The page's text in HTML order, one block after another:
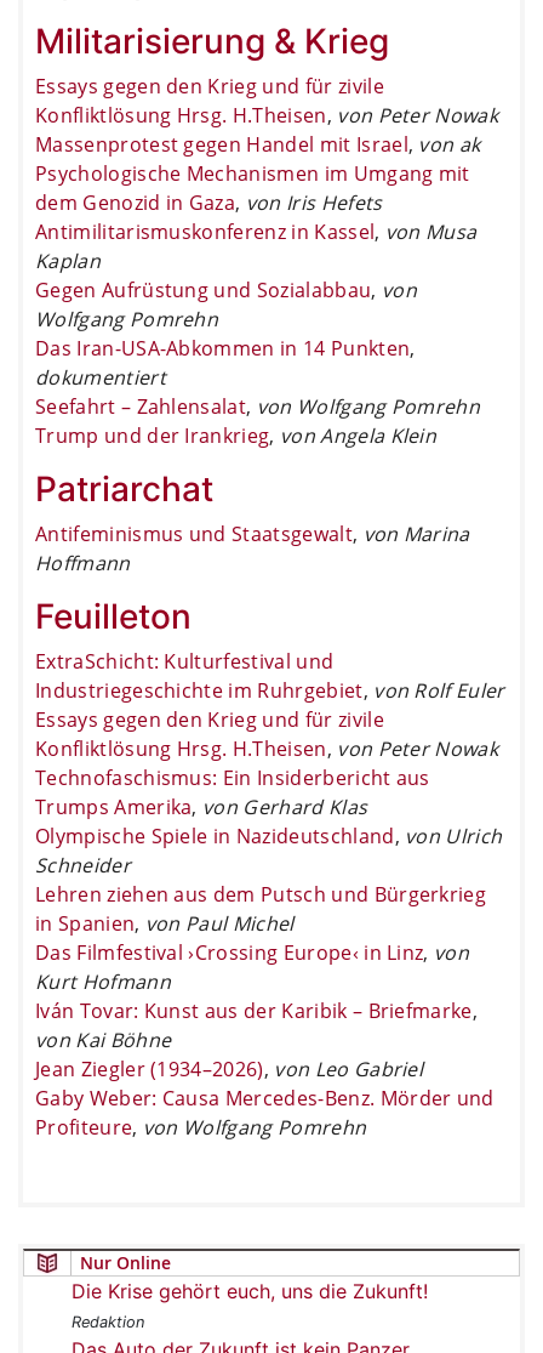
Militarisierung & Krieg
Essays gegen den Krieg und für zivile
Konfliktlösung Hrsg. H.Theisen, von Peter Nowak
Massenprotest gegen Handel mit Israel, von ak
Psychologische Mechanismen im Umgang mit
dem Genozid in Gaza, von Iris Hefets
Antimilitarismuskonferenz in Kassel, von Musa
Kaplan
Gegen Aufrüstung und Sozialabbau, von
Wolfgang Pomrehn
Das Iran-USA-Abkommen in 14 Punkten,
dokumentiert
Seefahrt – Zahlensalat, von Wolfgang Pomrehn
Trump und der Irankrieg, von Angela Klein
Patriarchat
Antifeminismus und Staatsgewalt, von Marina
Hoffmann
Feuilleton
ExtraSchicht: Kulturfestival und
Industriegeschichte im Ruhrgebiet, von Rolf Euler
Essays gegen den Krieg und für zivile
Konfliktlösung Hrsg. H.Theisen, von Peter Nowak
Technofaschismus: Ein Insiderbericht aus
Trumps Amerika, von Gerhard Klas
Olympische Spiele in Nazideutschland, von Ulrich
Schneider
Lehren ziehen aus dem Putsch und Bürgerkrieg
in Spanien, von Paul Michel
Das Filmfestival ›Crossing Europe‹ in Linz, von
Kurt Hofmann
Iván Tovar: Kunst aus der Karibik – Briefmarke,
von Kai Böhne
Jean Ziegler (1934–2026), von Leo Gabriel
Gaby Weber: Causa Mercedes-Benz. Mörder und
Profiteure, von Wolfgang Pomrehn
Nur Online
Die Krise gehört euch, uns die Zukunft!
Redaktion